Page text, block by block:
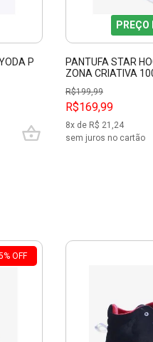
P
PANTUFA STAR
ZONA CRIATIVA
R$199,99
R$169,99
8x de R$ 21,24
sem juros no cartão
% OFF